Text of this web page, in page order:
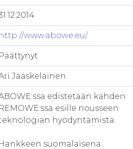
http://www.abowe.eu/
Päättynyt
Jääskeläinen
edistetään kahden
REMOWE:ssa esille nousseen
hyödyntämistä.
Hankkeen suomalaisena